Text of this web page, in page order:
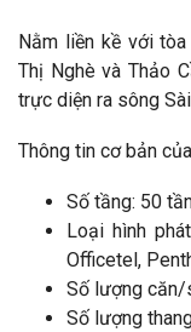
Nằm liền kề với
Thị Nghè và Thảo
trực diện ra sông
Thông tin cơ bản
Số tầng: 50
Loại hình
Officetel,
Số lượng căn/
Số lượng